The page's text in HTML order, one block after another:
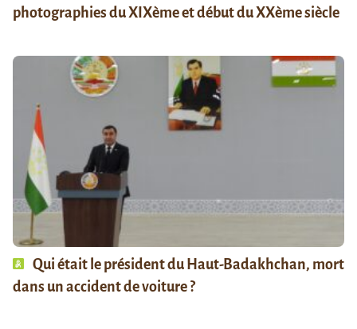
photographies du XIXème et début du XXème siècle
Qui était le président du Haut-Badakhchan, mort
dans un accident de voiture ?